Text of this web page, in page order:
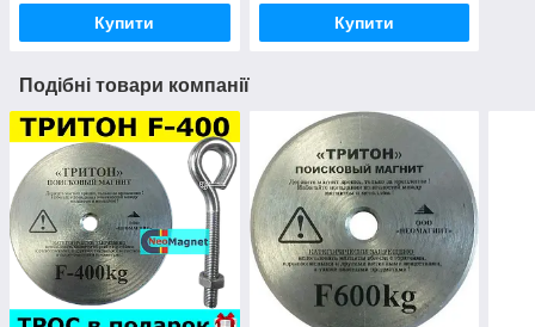
Купити Купити
Подібні товари компанії